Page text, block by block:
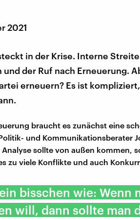
2021
in der Krise. Interne
und der Ruf nach Erneuerung.
erneuern? Es ist
braucht es zunächst eine
und Kommunikationsberater
sollte von außen kommen,
zu viele Konflikte und auch
bisschen wie: Wenn
will, dann sollte man